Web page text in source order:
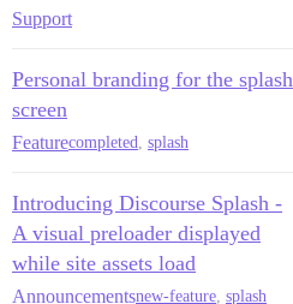
Support
Personal branding for the splash
screen
Featurecompleted, splash
Introducing Discourse Splash -
A visual preloader displayed
while site assets load
Announcementsnew-feature, splash